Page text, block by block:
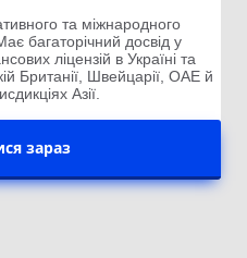
та міжнародного
багаторічний досвід у
ліцензій в Україні та
Британії, Швейцарії, ОАЕ й
Азії.
зараз